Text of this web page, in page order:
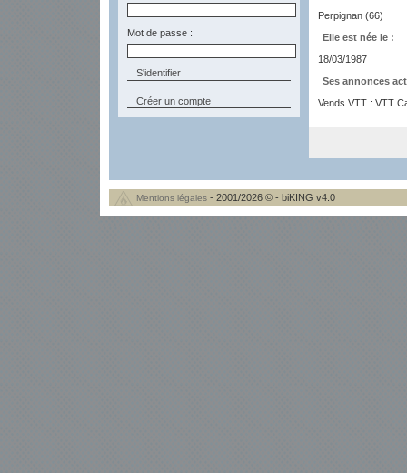
Mot de passe :
Créer un compte
Perpignan (66)
Elle est née le :
18/03/1987
Ses annonces
Vends VTT : VTT
Mentions légales - 2001/2026 © - biKING v4.0